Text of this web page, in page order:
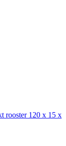
rooster 120 x 15 x